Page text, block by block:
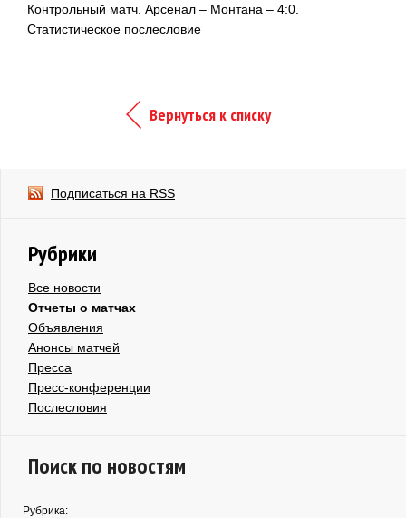
Контрольный матч. Арсенал – Монтана – 4:0.
Статистическое послесловие
Вернуться к списку
Подписаться на RSS
Рубрики
Все новости
Отчеты о матчах
Объявления
Анонсы матчей
Пресса
Пресс-конференции
Послесловия
Поиск по новостям
Рубрика: